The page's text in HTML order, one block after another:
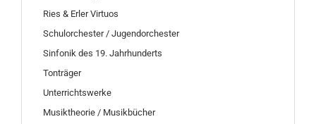
Ries & Erler Virtuos
Schulorchester / Jugendorchester
Sinfonik des 19. Jahrhunderts
Tonträger
Unterrichtswerke
Musiktheorie / Musikbücher